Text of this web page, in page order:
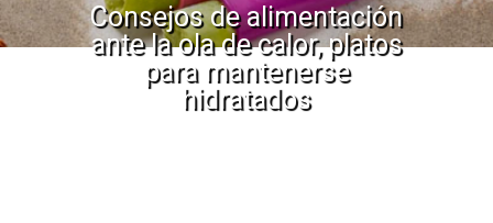
Consejos de alimentación
ante la ola de calor, platos
para mantenerse
hidratados